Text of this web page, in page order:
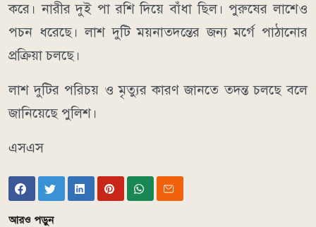
করে। নারীর দুই পা রশি দিয়ে বাঁধা ছিল। পুরুষের লাশেও
পচন ধরেছে। লাশ দুটি ময়নাতদন্তের জন্য মর্গে পাঠানোর
প্রক্রিয়া চলছে।
লাশ দুটির পরিচয় ও মৃত্যুর কারণ জানতে তদন্ত চলছে বলে
জানিয়েছে পুলিশ।
এসএস
আরও পড়ুন